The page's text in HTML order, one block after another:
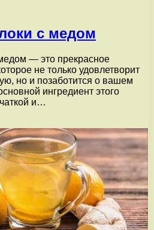
с медом
— это прекрасное
не только удовлетворит
но и позаботится о вашем
ингредиент этого
и…